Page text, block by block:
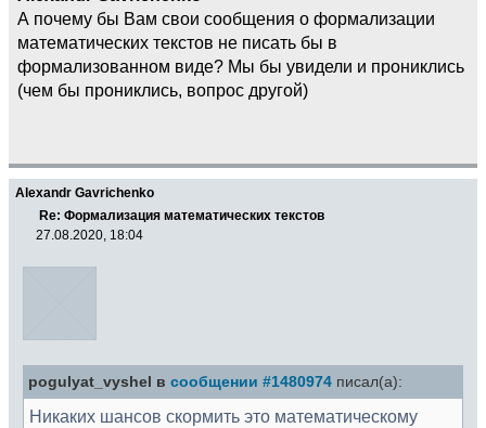
А почему бы Вам свои сообщения о формализации
математических текстов не писать бы в
формализованном виде? Мы бы увидели и прониклись
(чем бы прониклись, вопрос другой)
Alexandr Gavrichenko
Re: Формализация математических текстов
27.08.2020, 18:04
pogulyat_vyshel в сообщении #1480974 писал(а):
Никаких шансов скормить это математическому